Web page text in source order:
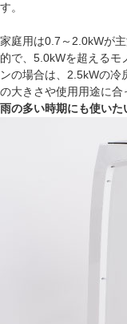
す。
家庭用は0.7～2.0kWが
的で、5.0kWを超えるモ
ンの場合は、2.5kWの冷
の大きさや使用用途に合
雨の多い時期にも使い